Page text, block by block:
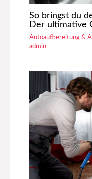
So bringst du
Der ultimative
Autoaufbereitung &
admin